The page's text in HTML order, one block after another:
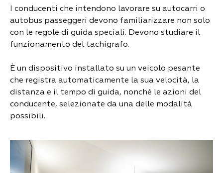
Articoli
Domande per l’esame
Corso breve
Corso lungo
Lungo il corso senza esame
Lungo corso online
Carta chip
Permesso di soggiorno
Guida aggiuntivanell
Riqualificazione dal lituano
Occupazione
I conducenti che intendono lavorare su autocarri o
autobus passeggeri devono familiarizzare non solo
con le regole di guida speciali. Devono studiare il
funzionamento del tachigrafo.
È un dispositivo installato su un veicolo pesante
che registra automaticamente la sua velocità, la
distanza e il tempo di guida, nonché le azioni del
conducente, selezionate da una delle modalità
possibili.